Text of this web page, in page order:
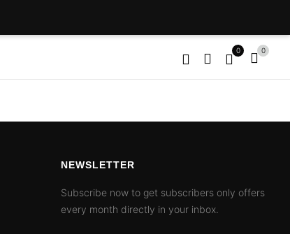
0 0
NEWSLETTER
Subscribe now to get subscribers only offers
every month directly in your inbox.